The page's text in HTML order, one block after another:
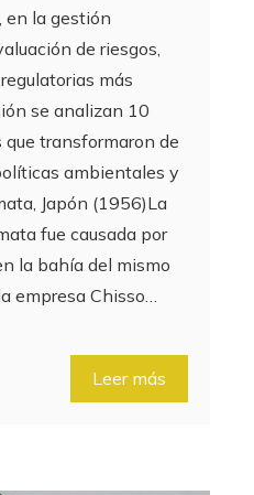
en la gestión
de riesgos,
más
se analizan 10
transformaron de
ambientales y
Japón (1956)La
fue causada por
la bahía del mismo
empresa Chisso…
Leer más